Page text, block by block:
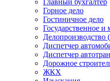
Главный бухгалтер
Горное дело
Гостиничное дело
Государственное
Делопроизводство
Диспетчер
Диспетчер
Дорожное
ЖКХ